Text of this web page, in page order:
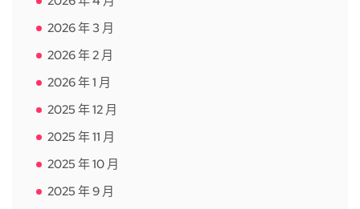
2026 年 3 月
2026 年 2 月
2026 年 1 月
2025 年 12 月
2025 年 11 月
2025 年 10 月
2025 年 9 月